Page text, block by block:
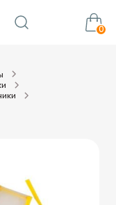
0
Сумма: